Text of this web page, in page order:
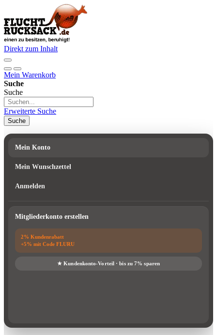
Direkt zum Inhalt
Mein Warenkorb
Suche
Suche
Erweiterte Suche
Suche
Mein Konto
Mein Wunschzettel
Anmelden
Mitgliederkonto erstellen